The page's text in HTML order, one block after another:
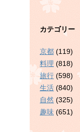
カテゴリー
京都 (119)
料理 (818)
旅行 (598)
生活 (840)
自然 (325)
趣味 (651)